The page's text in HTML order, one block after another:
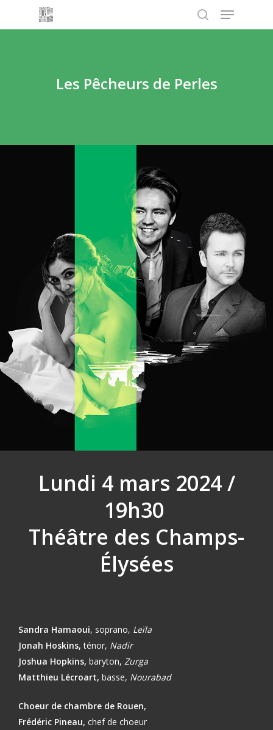
search
Menu
Les Pêcheurs de Perles
Lundi 4 mars 2024 /
19h30
Théâtre des Champs-
Élysées
Sandra Hamaoui, soprano, Leïla
Jonah Hoskins, ténor, Nadir
Joshua Hopkins,baryton,Zurga
Matthieu Lécroart,basse, Nourabad
Choeur de chambre de Rouen,
Frédéric Pineau,chef de choeur